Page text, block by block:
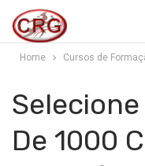
Home Cursos de
De 1000